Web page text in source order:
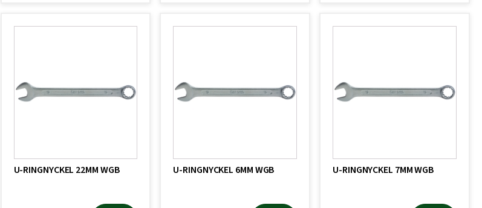
U-RINGNYCKEL 22MM WGB U-RINGNYCKEL 6MM WGB U-RINGNYCKEL 7MM WGB